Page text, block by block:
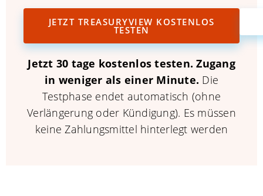
JETZT TREASURYVIEW KOSTENLOS
TESTEN
Jetzt 30 tage kostenlos testen.Zugang
in weniger als einer Minute. Die
Testphase endet automatisch (ohne
Verlängerung oder Kündigung). Es müssen
keine Zahlungsmittel hinterlegt werden